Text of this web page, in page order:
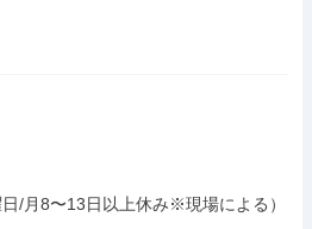
/月8〜13日以上休み※現場による）